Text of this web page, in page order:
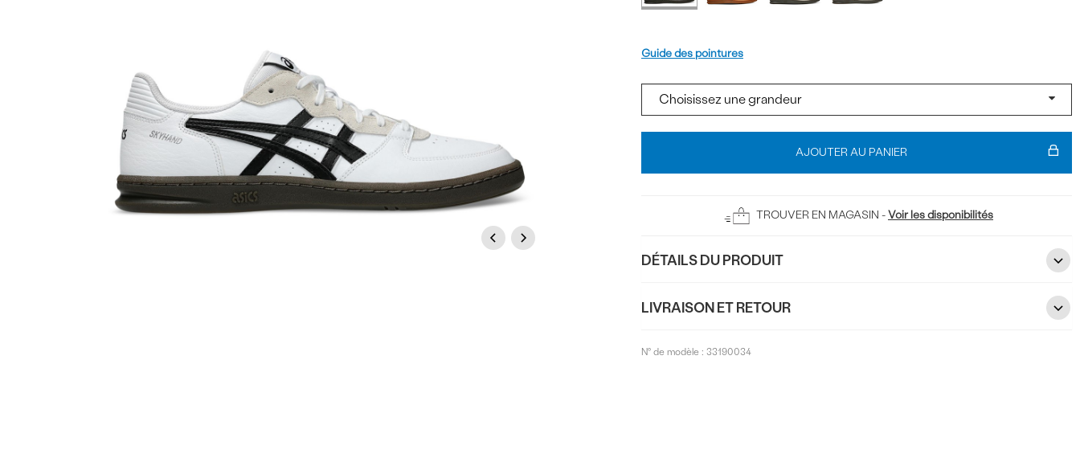
PreviousNext
produit
Guide des pointures
Ajouter
panier
AJOUTER AU PANIER
TROUVER EN MAGASIN -Voir les disponibilités
DÉTAILS DU PRODUIT
LIVRAISON ET RETOUR
N° de modèle : 33190034